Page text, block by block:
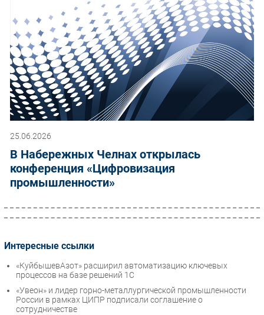
25.06.2026
В Набережных Челнах открылась
конференция «Цифровизация
промышленности»
Интересные ссылки
«КуйбышевАзот» расширил автоматизацию ключевых
процессов на базе решений 1С
«Увеон» и лидер горно-металлургической промышленности
России в рамках ЦИПР подписали соглашение о
сотрудничестве